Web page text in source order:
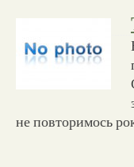
не повторимось